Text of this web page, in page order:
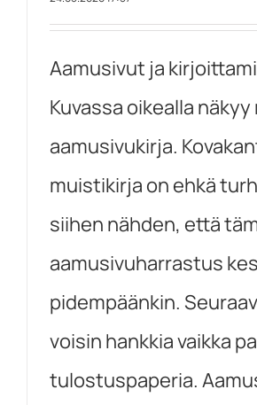
Aamusivut ja
Kuvassa oikealla näkyy
aamusivukirja.
muistikirja on ehkä
siihen nähden, että
aamusivuharrastus
pidempäänkin.
voisin hankkia vaikka
tulostuspaperia.